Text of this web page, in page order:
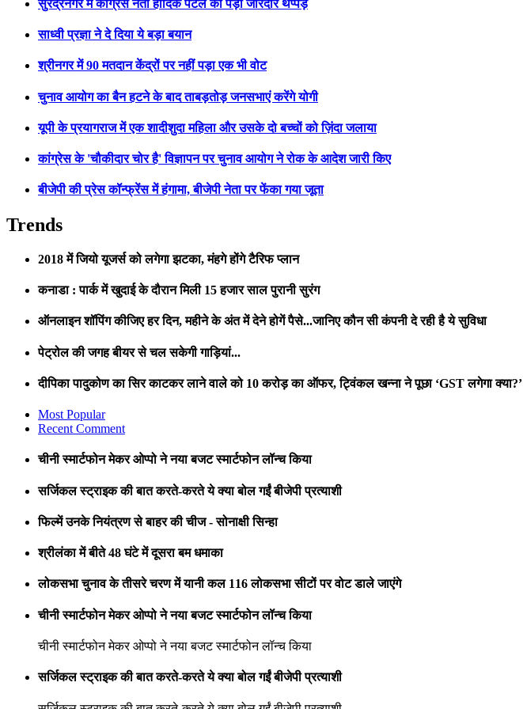
सुरेंद्रनगर में कांग्रेस नेता हार्दिक पटेल को पड़ा जोरदार थप्पड़
साध्वी प्रज्ञा ने दे दिया ये बड़ा बयान
श्रीनगर में 90 मतदान केंद्रों पर नहीं पड़ा एक भी वोट
चुनाव आयोग का बैन हटने के बाद ताबड़तोड़ जनसभाएं करेंगे योगी
यूपी के प्रयागराज में एक शादीशुदा महिला और उसके दो बच्चों को ज़िंदा जलाया
कांग्रेस के 'चौकीदार चोर है' विज्ञापन पर चुनाव आयोग ने रोक के आदेश जारी किए
बीजेपी की प्रेस कॉन्फ्रेंस में हंगामा, बीजेपी नेता पर फेंका गया जूता
Trends
2018 में जियो यूजर्स को लगेगा झटका, मंहगे होंगे टैरिफ प्लान
कनाडा : पार्क में खुदाई के दौरान मिली 15 हजार साल पुरानी सुरंग
ऑनलाइन शॉपिंग कीजिए हर दिन, महीने के अंत में देने होगें पैसे...जानिए कौन सी कंपनी दे रही है ये सुविधा
पेट्रोल की जगह बीयर से चल सकेगी गाड़ियां...
दीपिका पादुकोण का सिर काटकर लाने वाले को 10 करोड़ का ऑफर, ट्विंकल खन्ना ने पूछा ‘GST लगेगा क्या?’
Most Popular
Recent Comment
चीनी स्मार्टफोन मेकर ओप्पो ने नया बजट स्मार्टफोन लॉन्च किया
सर्जिकल स्ट्राइक की बात करते-करते ये क्या बोल गईं बीजेपी प्रत्याशी
फिल्में उनके नियंत्रण से बाहर की चीज - सोनाक्षी सिन्हा
श्रीलंका में बीते 48 घंटे में दूसरा बम धमाका
लोकसभा चुनाव के तीसरे चरण में यानी कल 116 लोकसभा सीटों पर वोट डाले जाएंगे
चीनी स्मार्टफोन मेकर ओप्पो ने नया बजट स्मार्टफोन लॉन्च किया
चीनी स्मार्टफोन मेकर ओप्पो ने नया बजट स्मार्टफोन लॉन्च किया
सर्जिकल स्ट्राइक की बात करते-करते ये क्या बोल गईं बीजेपी प्रत्याशी